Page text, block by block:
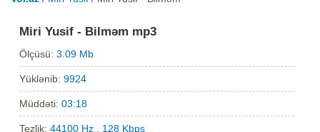
Miri Yusif - Bilməm mp3
Ölçüsü:3.09 Mb
Yüklənib:9924
Müddəti:03:18
Tezlik:44100 Hz , 128 Kbps